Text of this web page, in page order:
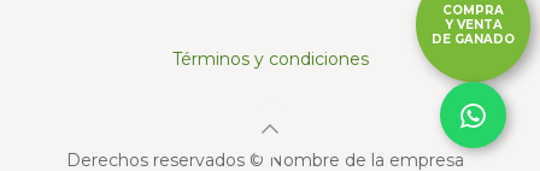
Términos y condiciones
Derechos reservados © Nombre de la empresa
COMPRA
Y VENTA
DE GANADO